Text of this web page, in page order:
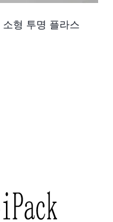
형 투명 플라스